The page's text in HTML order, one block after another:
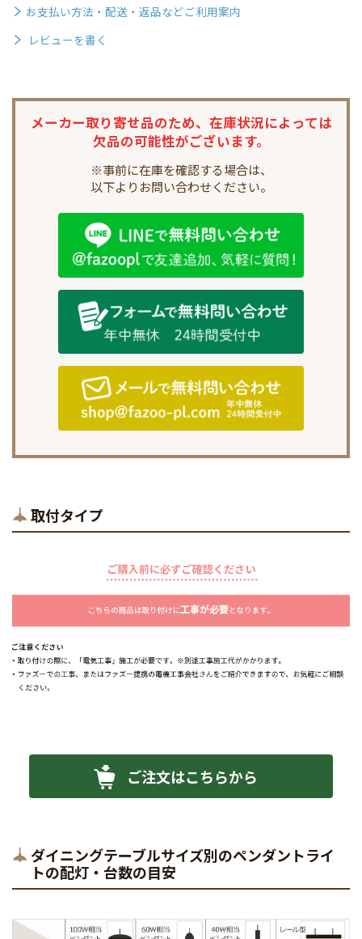
お支払い方法・配送・返品などご利用案内
レビューを書く
メーカー取り寄せ品のため、 在庫状況によっては
欠品の可能性がございます。
※事前に在庫を確認する場合は、
以下よりお問い合わせください。
取付タイプ
ご注文はこちらから
ダイニングテーブルサイズ別のペンダントライ
トの配灯・台数の目安